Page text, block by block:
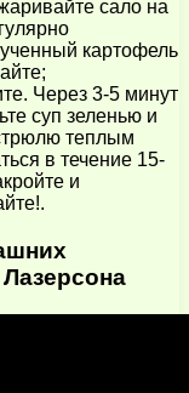
сало на
картофель
Через 3-5 минут
суп зеленью и
теплым
в течение 15-
и